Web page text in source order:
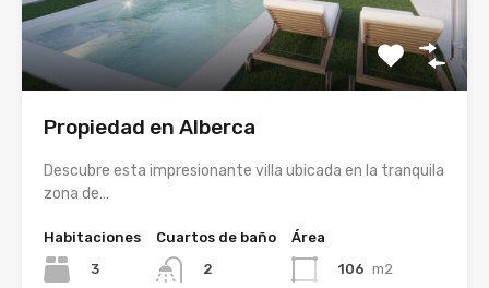
Propiedad en Alberca
Descubre esta impresionante villa ubicada en la tranquila
zona de…
Habitaciones
3
Cuartos de baño
2
Área
106 m2